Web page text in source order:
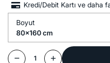
Kredi/Debit Kartı ve daha
Boyut
80x160 cm
1